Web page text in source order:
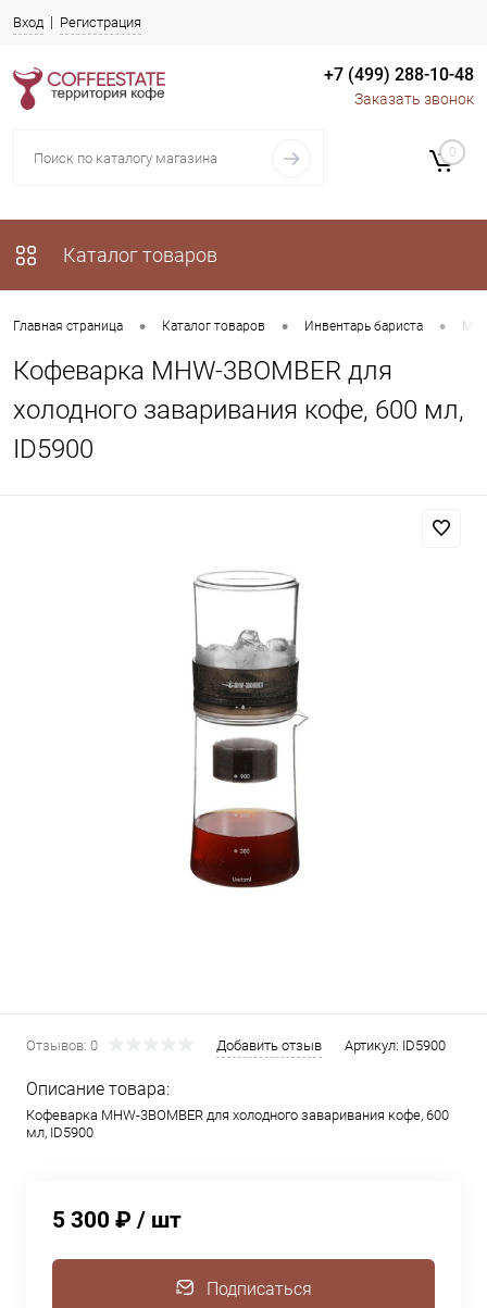
Вход Регистрация
+7 (499) 288-10-48
Заказать звонок
Каталог товаров
0
Главная страница • Каталог товаров • Инвентарь бариста •
Кофеварка MHW-3BOMBER для
холодного заваривания кофе, 600 мл,
ID5900
Отзывов: 0 Добавить отзыв Артикул: ID5900
Описание товара:
Кофеварка MHW-3BOMBER для холодного заваривания кофе, 600
мл, ID5900
5 300 ₽ / шт
Подписаться